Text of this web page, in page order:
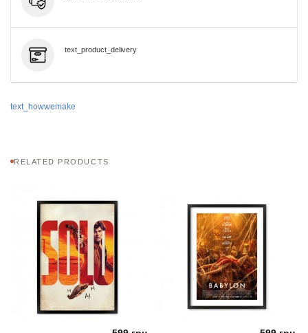
text_product_delivery
text_howwemake
RELATED PRODUCTS